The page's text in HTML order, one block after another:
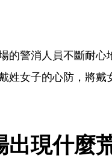
的警消人員不斷耐
姓女子的心防，將
出現什麼